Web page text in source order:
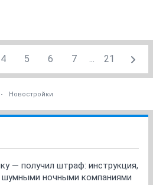
4 5 6 7 ... 21
Новостройки
— получил штраф: инструкция,
шумными ночными компаниями